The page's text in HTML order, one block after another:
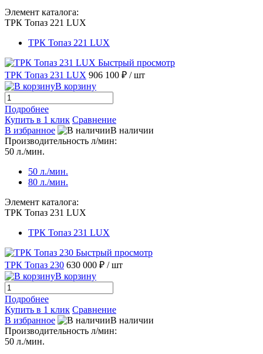
Элемент каталога:
ТРК Топаз 221 LUX
ТРК Топаз 221 LUX
Быстрый просмотр
ТРК Топаз 231 LUX 906 100 ₽ / шт
В корзину
Подробнее
Купить в 1 клик Сравнение
В избранное
В наличии
Производительность л/мин:
50 л./мин.
50 л./мин.
80 л./мин.
Элемент каталога:
ТРК Топаз 231 LUX
ТРК Топаз 231 LUX
Быстрый просмотр
ТРК Топаз 230 630 000 ₽ / шт
В корзину
Подробнее
Купить в 1 клик Сравнение
В избранное
В наличии
Производительность л/мин:
50 л./мин.